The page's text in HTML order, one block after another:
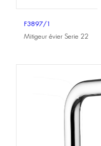
F3897/1
Mitigeur évier Serie 22